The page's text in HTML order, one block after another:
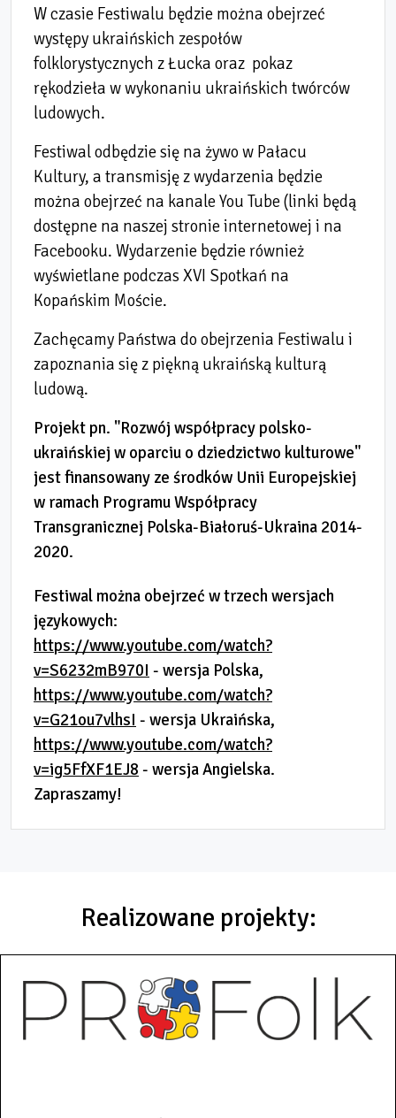
W czasie Festiwalu będzie można obejrzeć
występy ukraińskich zespołów
folklorystycznych z Łucka oraz pokaz
rękodzieła w wykonaniu ukraińskich twórców
ludowych.
Festiwal odbędzie się na żywo w Pałacu
Kultury, a transmisję z wydarzenia będzie
można obejrzeć na kanale You Tube (linki będą
dostępne na naszej stronie internetowej i na
Facebooku. Wydarzenie będzie również
wyświetlane podczas XVI Spotkań na
Kopańskim Moście.
Zachęcamy Państwa do obejrzenia Festiwalu i
zapoznania się z piękną ukraińską kulturą
ludową.
Projekt pn. "Rozwój współpracy polsko-
ukraińskiej w oparciu o dziedzictwo kulturowe"
jest finansowany ze środków Unii Europejskiej
w ramach Programu Współpracy
Transgranicznej Polska-Białoruś-Ukraina 2014-
2020.
Festiwal można obejrzeć w trzech wersjach
językowych:
https://www.youtube.com/watch?
v=S6232mB970I - wersja Polska,
https://www.youtube.com/watch?
v=G21ou7vlhsI - wersja Ukraińska,
https://www.youtube.com/watch?
v=ig5FfXF1EJ8 - wersja Angielska.
Zapraszamy!
Realizowane projekty: